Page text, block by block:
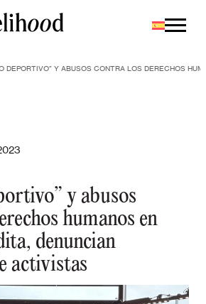
DEPORTIVO” Y ABUSOS CONTRA LOS DERECHOS
y abusos
humanos en
denuncian
activistas